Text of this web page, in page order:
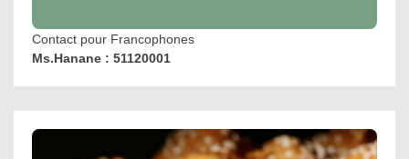
Contact pour Francophones
Ms.Hanane : 51120001